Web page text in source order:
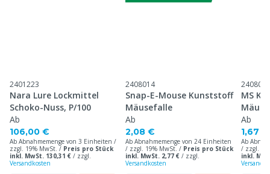
2401223
Nara Lure Lockmittel
Schoko-Nuss, P/100
Ab
106,00 €
Ab Abnahmemenge von 3 Einheiten /
zzgl. 19% MwSt. / Preis pro Stück
inkl. MwSt. 130,31 € / zzgl.
Versandkosten
2408014
Snap-E-Mouse Kunststoff
Mäusefalle
Ab
2,08 €
Ab Abnahmemenge von 24 Einheiten
/ zzgl. 19% MwSt. / Preis pro Stück
inkl. MwSt. 2,77 € / zzgl.
Versandkosten
2408080
MS
Ab
1,67 €
Ab
/ zzgl.
inkl.